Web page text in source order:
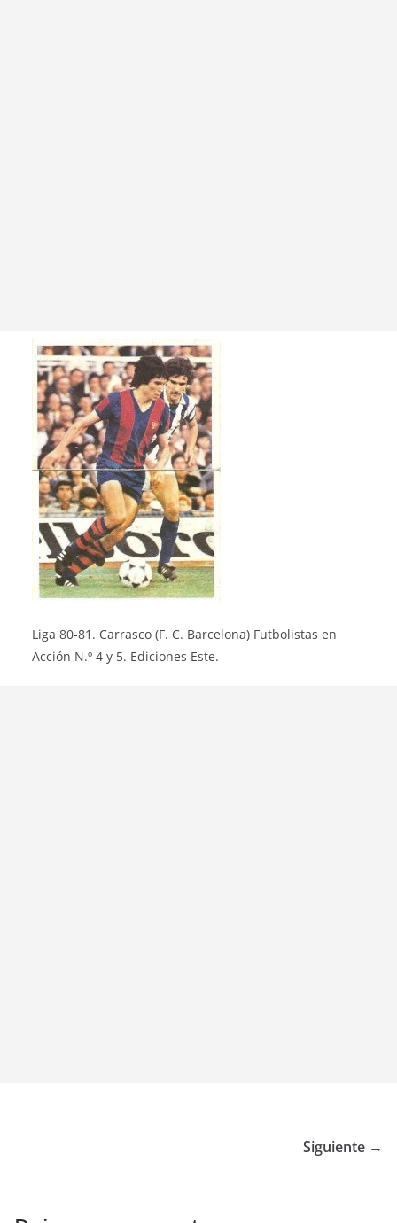
Liga 80-81. Carrasco (F. C. Barcelona) Futbolistas en
Acción N.º 4 y 5. Ediciones Este.
Siguiente →